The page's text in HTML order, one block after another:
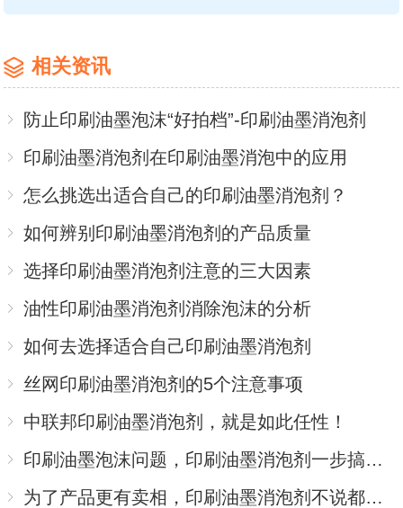
相关资讯
防止印刷油墨泡沫“好拍档”-印刷油墨消泡剂
印刷油墨消泡剂在印刷油墨消泡中的应用
怎么挑选出适合自己的印刷油墨消泡剂？
如何辨别印刷油墨消泡剂的产品质量
选择印刷油墨消泡剂注意的三大因素
油性印刷油墨消泡剂消除泡沫的分析
如何去选择适合自己印刷油墨消泡剂
丝网印刷油墨消泡剂的5个注意事项
中联邦印刷油墨消泡剂，就是如此任性！
印刷油墨泡沫问题，印刷油墨消泡剂一步搞定！
为了产品更有卖相，印刷油墨消泡剂不说都知道这样做